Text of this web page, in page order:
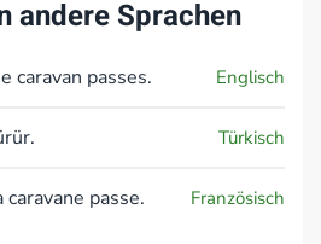
andere Sprachen
caravan passes. Englisch
Türkisch
passe. Französisch